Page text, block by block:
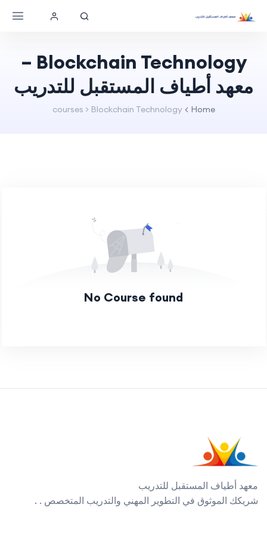
Blockchain Technology –
معهد أطياف المستقبل للتدريب
Home
courses > Blockchain Technology
No Course found
معهد أطياف المستقبل للتدريب
شريكك الموثوق في التطوير المهني والتدريب المتخصص . .